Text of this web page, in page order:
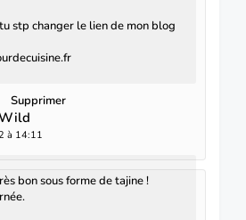
stp changer le lien de mon blog
Supprimer
à 14:11
bon sous forme de tajine !